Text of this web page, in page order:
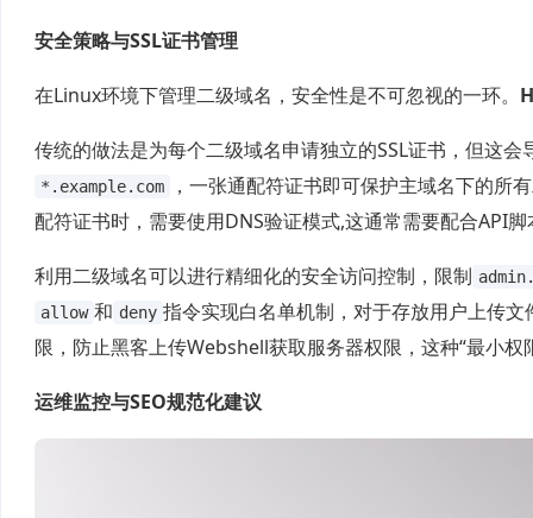
安全策略与SSL证书管理
在Linux环境下管理二级域名，安全性是不可忽视的一环。
传统的做法是为每个二级域名申请独立的SSL证书，但这
*.example.com
，一张通配符证书即可保护主域名下的
配符证书时，需要使用DNS验证模式,这通常需要配合API
利用二级域名可以进行精细化的安全访问控制，限制
allow 和 deny 指令实现白名单机制，对于存放用户上传文
限，防止黑客上传Webshell获取服务器权限，这种“最小
运维监控与SEO规范化建议